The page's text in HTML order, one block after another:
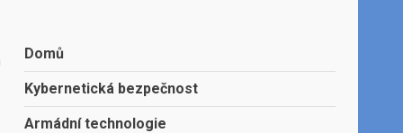
Domů
Kybernetická bezpečnost
Armádní technologie